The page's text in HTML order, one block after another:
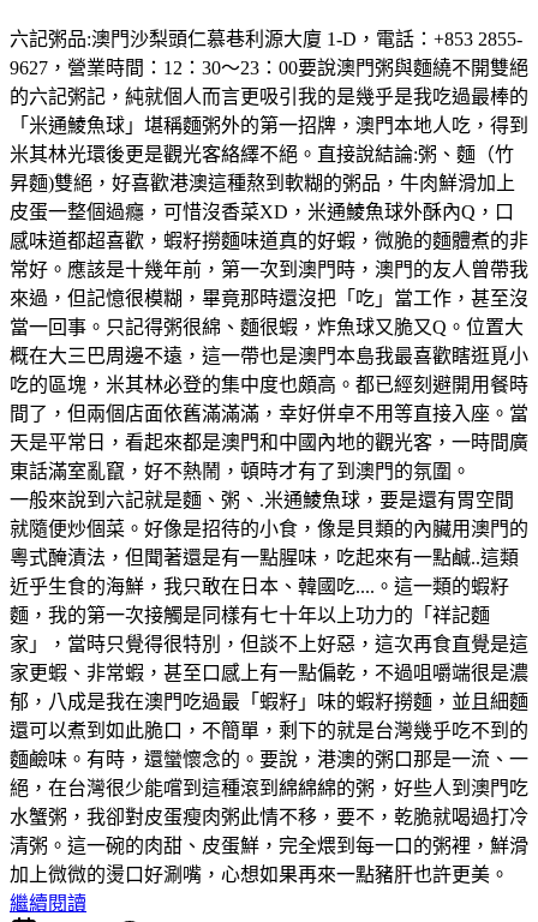
六記粥品:澳門沙梨頭仁慕巷利源大廈 1-D，電話：+853 2855-
9627，營業時間：12：30～23：00要說澳門粥與麵繞不開雙絕
的六記粥記，純就個人而言更吸引我的是幾乎是我吃過最棒的
「米通鯪魚球」堪稱麵粥外的第一招牌，澳門本地人吃，得到
米其林光環後更是觀光客絡繹不絕。直接說結論:粥、麵（竹
昇麵)雙絕，好喜歡港澳這種熬到軟糊的粥品，牛肉鮮滑加上
皮蛋一整個過癮，可惜沒香菜XD，米通鯪魚球外酥內Q，口
感味道都超喜歡，蝦籽撈麵味道真的好蝦，微脆的麵體煮的非
常好。應該是十幾年前，第一次到澳門時，澳門的友人曾帶我
來過，但記憶很模糊，畢竟那時還沒把「吃」當工作，甚至沒
當一回事。只記得粥很綿、麵很蝦，炸魚球又脆又Q。位置大
概在大三巴周邊不遠，這一帶也是澳門本島我最喜歡瞎逛覓小
吃的區塊，米其林必登的集中度也頗高。都已經刻避開用餐時
間了，但兩個店面依舊滿滿滿，幸好併卓不用等直接入座。當
天是平常日，看起來都是澳門和中國內地的觀光客，一時間廣
東話滿室亂竄，好不熱鬧，頓時才有了到澳門的氛圍。
一般來說到六記就是麵、粥、.米通鯪魚球，要是還有胃空間
就隨便炒個菜。好像是招待的小食，像是貝類的內臟用澳門的
粵式醃漬法，但聞著還是有一點腥味，吃起來有一點鹹..這類
近乎生食的海鮮，我只敢在日本、韓國吃....。這一類的蝦籽
麵，我的第一次接觸是同樣有七十年以上功力的「祥記麵
家」，當時只覺得很特別，但談不上好惡，這次再食直覺是這
家更蝦、非常蝦，甚至口感上有一點偏乾，不過咀嚼端很是濃
郁，八成是我在澳門吃過最「蝦籽」味的蝦籽撈麵，並且細麵
還可以煮到如此脆口，不簡單，剩下的就是台灣幾乎吃不到的
麵鹼味。有時，還蠻懷念的。要說，港澳的粥口那是一流、一
絕，在台灣很少能嚐到這種滾到綿綿綿的粥，好些人到澳門吃
水蟹粥，我卻對皮蛋瘦肉粥此情不移，要不，乾脆就喝過打冷
清粥。這一碗的肉甜、皮蛋鮮，完全煨到每一口的粥裡，鮮滑
加上微微的燙口好涮嘴，心想如果再來一點豬肝也許更美。
繼續閱讀